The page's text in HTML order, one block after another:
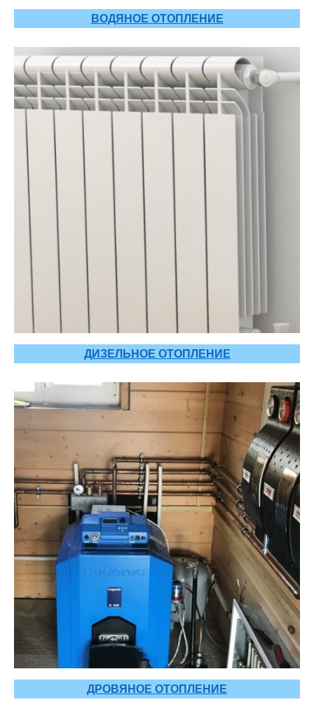
ВОДЯНОЕ ОТОПЛЕНИЕ
ДИЗЕЛЬНОЕ ОТОПЛЕНИЕ
ДРОВЯНОЕ ОТОПЛЕНИЕ